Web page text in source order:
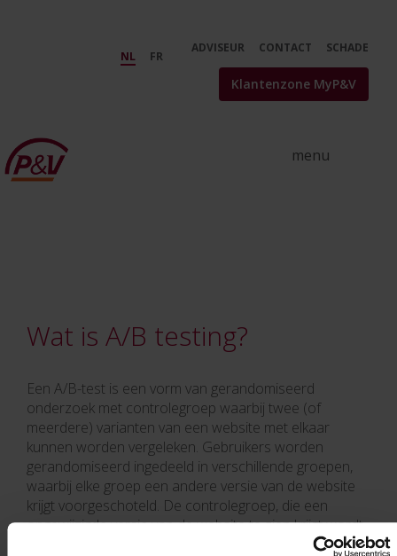
NL FR
ADVISEUR CONTACT SCHADE
Klantenzone MyP&V
Wat is A/B testing?
Een A/B-test is een vorm van gerandomiseerd
onderzoek met controlegroep waarbij twee (of
meerdere) varianten van een website met elkaar
kunnen worden vergeleken. Gebruikers worden
gerandomiseerd ingedeeld in verschillende groepen,
waarbij elke groep een andere versie van de website
krijgt voorgeschoteld. De controlegroep, die een
ongewijzigde versie van de website te zien krijgt wordt
traditioneel aangeduid met de letter "A", en de eerste